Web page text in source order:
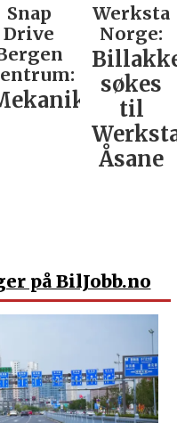
Snap
Drive
Werksta
Norge:
søkes
til
Åsane
på BilJobb.no